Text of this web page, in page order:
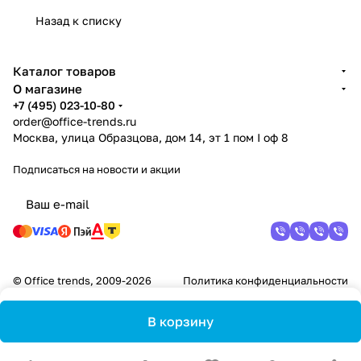
Назад к списку
В корзину
Каталог товаров
О магазине
+7 (495) 023-10-80
order@office-trends.ru
Москва, улица Образцова, дом 14, эт 1 пом I оф 8
Подписаться на новости и акции
© Office trends, 2009-2026 Политика конфиденциальности